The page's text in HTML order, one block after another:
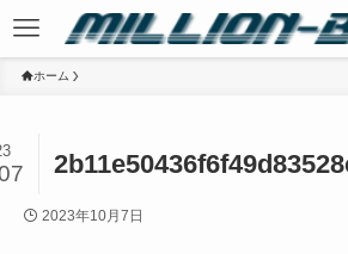
ホーム
2023年10月7日